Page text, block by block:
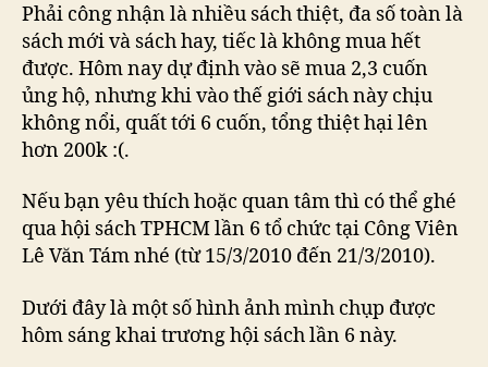
Phải công nhận là nhiều sách thiệt, đa số toàn là
sách mới và sách hay, tiếc là không mua hết
được. Hôm nay dự định vào sẽ mua 2,3 cuốn
ủng hộ, nhưng khi vào thế giới sách này chịu
không nổi, quất tới 6 cuốn, tổng thiệt hại lên
hơn 200k :(.
Nếu bạn yêu thích hoặc quan tâm thì có thể ghé
qua hội sách TPHCM lần 6 tổ chức tại Công Viên
Lê Văn Tám nhé (từ 15/3/2010 đến 21/3/2010).
Dưới đây là một số hình ảnh mình chụp được
hôm sáng khai trương hội sách lần 6 này.